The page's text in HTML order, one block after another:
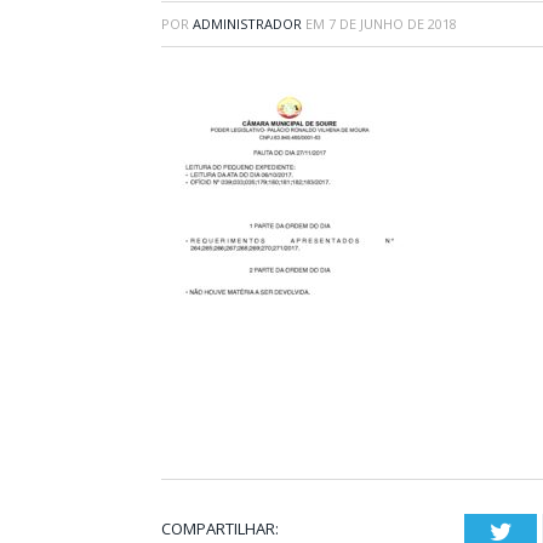
POR ADMINISTRADOR EM 7 DE JUNHO DE 2018
COMPARTILHAR: